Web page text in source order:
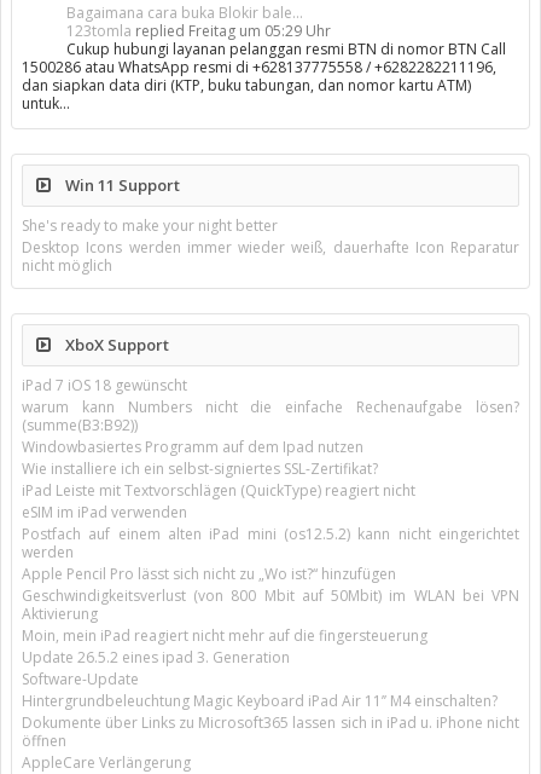
Bagaimana cara buka Blokir bale...
123tomla replied Freitag um 05:29 Uhr
Cukup hubungi layanan pelanggan resmi BTN di nomor BTN Call
1500286 atau WhatsApp resmi di +628137775558 / +6282282211196,
dan siapkan data diri (KTP, buku tabungan, dan nomor kartu ATM)
untuk…
Win 11 Support
She's ready to make your night better
Desktop Icons werden immer wieder weiß, dauerhafte Icon Reparatur
nicht möglich
XboX Support
iPad 7 iOS 18 gewünscht
warum kann Numbers nicht die einfache Rechenaufgabe lösen?
(summe(B3:B92))
Windowbasiertes Programm auf dem Ipad nutzen
Wie installiere ich ein selbst-signiertes SSL-Zertifikat?
iPad Leiste mit Textvorschlägen (QuickType) reagiert nicht
eSIM im iPad verwenden
Postfach auf einem alten iPad mini (os12.5.2) kann nicht eingerichtet
werden
Apple Pencil Pro lässt sich nicht zu „Wo ist?“ hinzufügen
Geschwindigkeitsverlust (von 800 Mbit auf 50Mbit) im WLAN bei VPN
Aktivierung
Moin, mein iPad reagiert nicht mehr auf die fingersteuerung
Update 26.5.2 eines ipad 3. Generation
Software-Update
Hintergrundbeleuchtung Magic Keyboard iPad Air 11’’ M4 einschalten?
Dokumente über Links zu Microsoft365 lassen sich in iPad u. iPhone nicht
öffnen
AppleCare Verlängerung